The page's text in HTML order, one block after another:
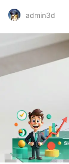
admin3d